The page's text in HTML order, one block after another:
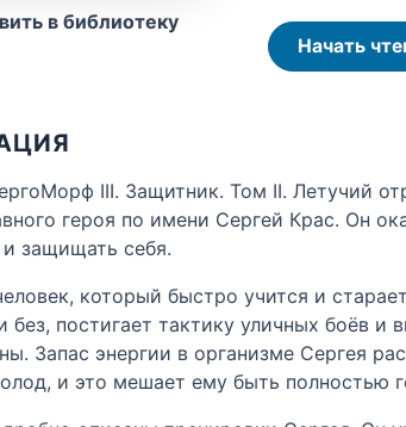
в библиотеку
Начать
III. Защитник. Том II. Летучий
героя по имени Сергей Крас. Он
защищать себя.
который быстро учится и
постигает тактику уличных боёв и
Запас энергии в организме Сергея
и это мешает ему быть полностью